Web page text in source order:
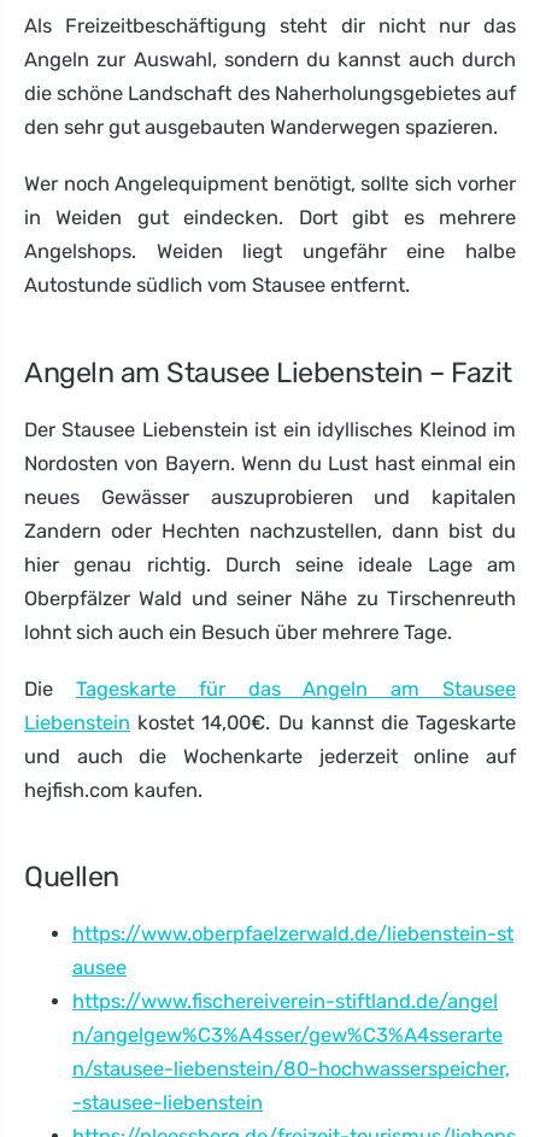
Als Freizeitbeschäftigung steht dir nicht nur das
Angeln zur Auswahl, sondern du kannst auch durch
die schöne Landschaft des Naherholungsgebietes auf
den sehr gut ausgebauten Wanderwegen spazieren.
Wer noch Angelequipment benötigt, sollte sich vorher
in Weiden gut eindecken. Dort gibt es mehrere
Angelshops. Weiden liegt ungefähr eine halbe
Autostunde südlich vom Stausee entfernt.
Angeln am Stausee Liebenstein – Fazit
Der Stausee Liebenstein ist ein idyllisches Kleinod im
Nordosten von Bayern. Wenn du Lust hast einmal ein
neues Gewässer auszuprobieren und kapitalen
Zandern oder Hechten nachzustellen, dann bist du
hier genau richtig. Durch seine ideale Lage am
Oberpfälzer Wald und seiner Nähe zu Tirschenreuth
lohnt sich auch ein Besuch über mehrere Tage.
Die Tageskarte für das Angeln am Stausee
Liebenstein kostet 14,00€. Du kannst die Tageskarte
und auch die Wochenkarte jederzeit online auf
hejfish.com kaufen.
Quellen
https://www.oberpfaelzerwald.de/liebenstein-st
ausee
https://www.fischereiverein-stiftland.de/angel
n/angelgew%C3%A4sser/gew%C3%A4sserarte
n/stausee-liebenstein/80-hochwasserspeicher,
-stausee-liebenstein